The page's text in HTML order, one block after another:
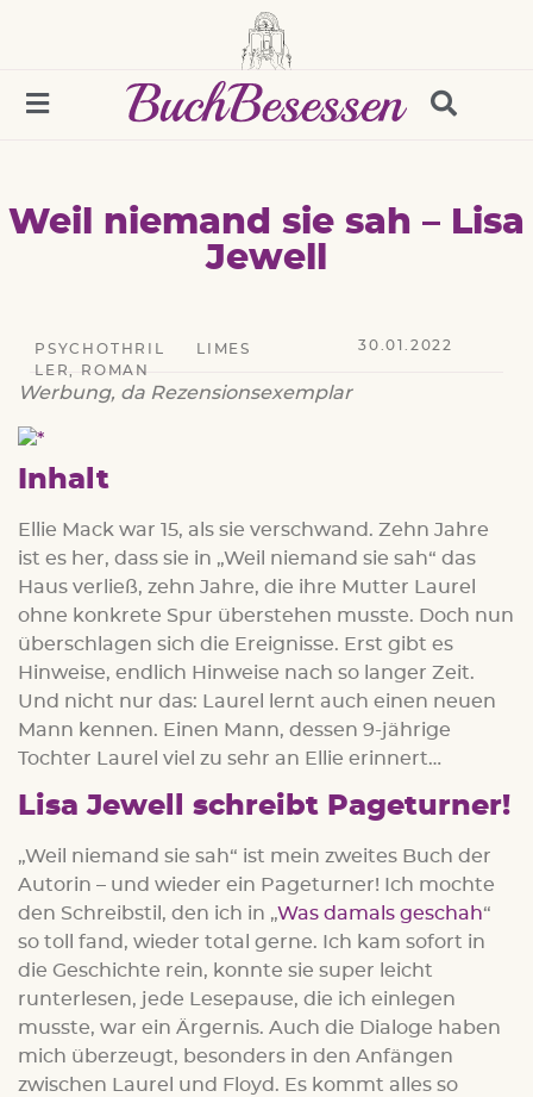
Weil niemand sie sah – Lisa
Jewell
PSYCHOTHRIL
LER
ROMAN
LIMES 30.01.2022
Werbung, da Rezensionsexemplar
Inhalt
Ellie Mack war 15, als sie verschwand. Zehn Jahre
ist es her, dass sie in „Weil niemand sie sah“ das
Haus verließ, zehn Jahre, die ihre Mutter Laurel
ohne konkrete Spur überstehen musste. Doch nun
überschlagen sich die Ereignisse. Erst gibt es
Hinweise, endlich Hinweise nach so langer Zeit.
Und nicht nur das: Laurel lernt auch einen neuen
Mann kennen. Einen Mann, dessen 9-jährige
Tochter Laurel viel zu sehr an Ellie erinnert…
Lisa Jewell schreibt Pageturner!
„Weil niemand sie sah“ ist mein zweites Buch der
Autorin – und wieder ein Pageturner! Ich mochte
den Schreibstil, den ich in „Was damals geschah“
so toll fand, wieder total gerne. Ich kam sofort in
die Geschichte rein, konnte sie super leicht
runterlesen, jede Lesepause, die ich einlegen
musste, war ein Ärgernis. Auch die Dialoge haben
mich überzeugt, besonders in den Anfängen
zwischen Laurel und Floyd. Es kommt alles so